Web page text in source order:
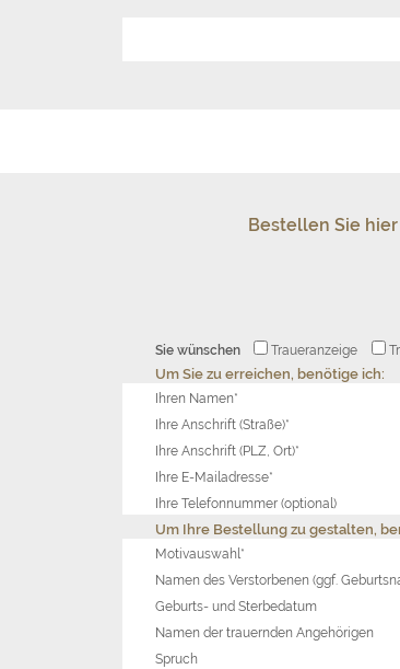
Bestellen Sie
Sie wünschen Traueranzeige
Um Sie zu erreichen, benötige ich:
Ihren Namen*
Ihre Anschrift (Straße)*
Ihre Anschrift (PLZ, Ort)*
Ihre E-Mailadresse*
Ihre Telefonnummer (optional)
Um Ihre Bestellung zu gestalten,
Motivauswahl*
Namen des Verstorbenen (ggf.
Geburts- und Sterbedatum
Namen der trauernden Angehörigen
Spruch